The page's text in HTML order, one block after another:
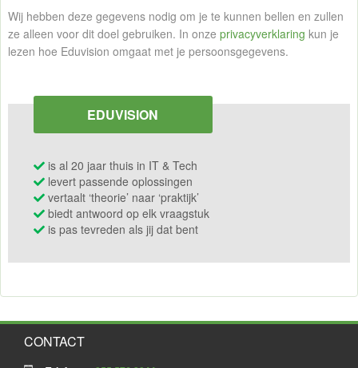
Wij hebben deze gegevens nodig om je te kunnen bellen en zullen
ze alleen voor dit doel gebruiken. In onze privacyverklaring kun je
lezen hoe Eduvision omgaat met je persoonsgegevens.
EDUVISION
is al 20 jaar thuis in IT & Tech
levert passende oplossingen
vertaalt ‘theorie’ naar ‘praktijk’
biedt antwoord op elk vraagstuk
is pas tevreden als jij dat bent
CONTACT